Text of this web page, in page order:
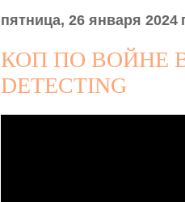
пятница, 26 января 2024
КОП ПО ВОЙНЕ
DETECTING